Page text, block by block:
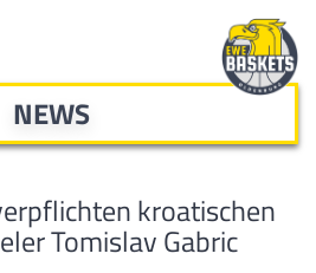
NEWS
kroatischen
Tomislav Gabric